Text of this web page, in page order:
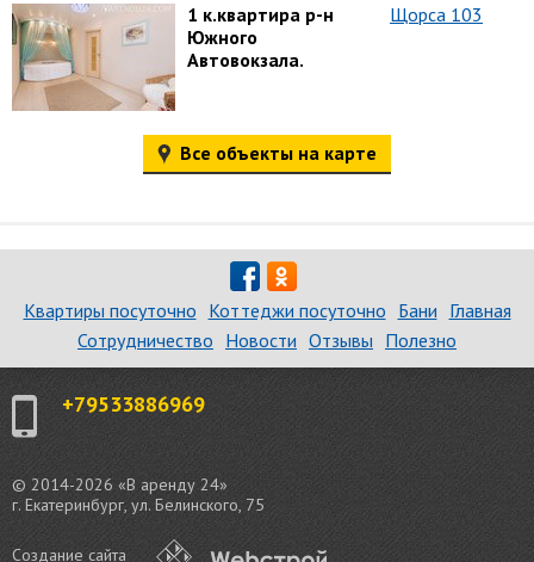
1 к.квартира р-н
Южного
Автовокзала.
Щорса 103
Все объекты на карте
Квартиры посуточно Коттеджи посуточно Бани Главная
Сотрудничество Новости Отзывы Полезно
+79533886969
© 2014-2026 «В аренду 24»
г. Екатеринбург, ул. Белинского, 75
Создание сайта